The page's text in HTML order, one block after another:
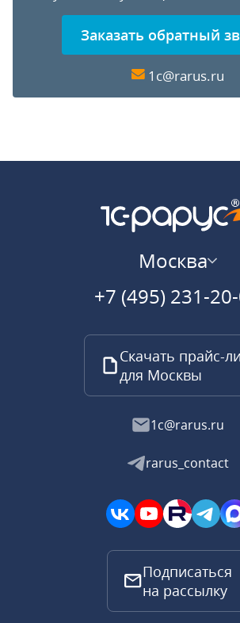
Заказать обратный
1c@rarus.ru
Москва
+7 (495) 231-
Скачать прайс-
для Москвы
1c@rarus.ru
rarus_contact
Подписаться
на рассылку